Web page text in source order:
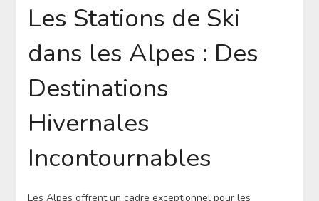
Les Stations de Ski
dans les Alpes : Des
Destinations
Hivernales
Incontournables
Les Alpes offrent un cadre exceptionnel pour les